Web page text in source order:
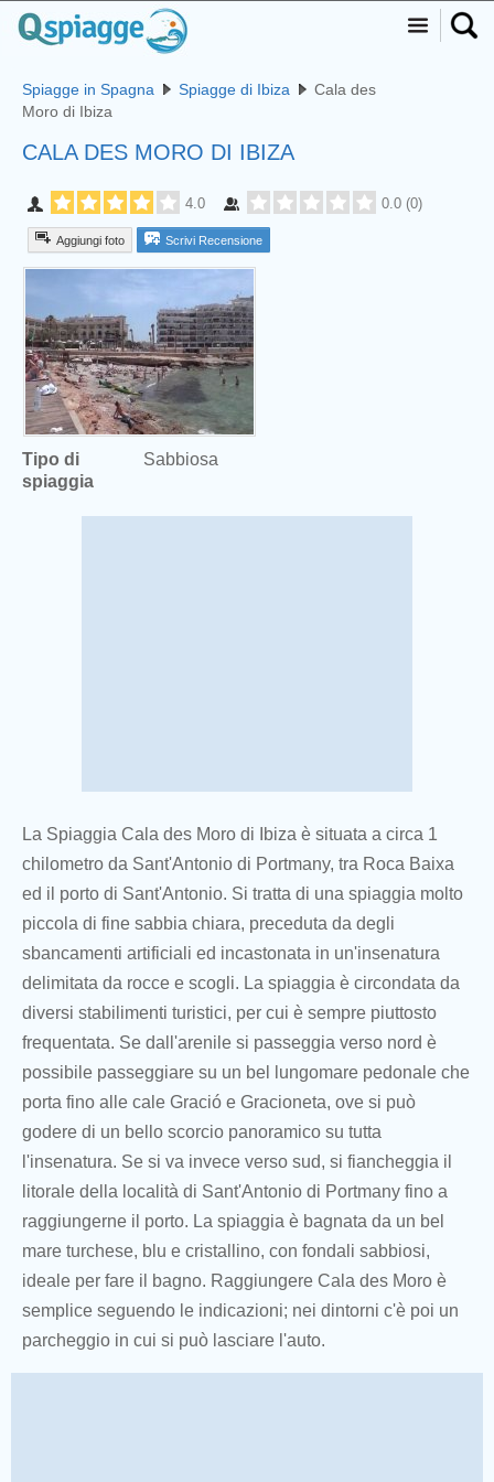
Spiagge in Spagna Spiagge di Ibiza
Cala des
Moro di Ibiza
CALA DES MORO DI IBIZA
4.0 0.0 (0)
Aggiungi foto Scrivi Recensione
Tipo di
spiaggia
Sabbiosa
La Spiaggia Cala des Moro di Ibiza è situata a circa 1
chilometro da Sant'Antonio di Portmany, tra Roca Baixa
ed il porto di Sant'Antonio. Si tratta di una spiaggia molto
piccola di fine sabbia chiara, preceduta da degli
sbancamenti artificiali ed incastonata in un'insenatura
delimitata da rocce e scogli. La spiaggia è circondata da
diversi stabilimenti turistici, per cui è sempre piuttosto
frequentata. Se dall'arenile si passeggia verso nord è
possibile passeggiare su un bel lungomare pedonale che
porta fino alle cale Gració e Gracioneta, ove si può
godere di un bello scorcio panoramico su tutta
l'insenatura. Se si va invece verso sud, si fiancheggia il
litorale della località di Sant'Antonio di Portmany fino a
raggiungerne il porto. La spiaggia è bagnata da un bel
mare turchese, blu e cristallino, con fondali sabbiosi,
ideale per fare il bagno. Raggiungere Cala des Moro è
semplice seguendo le indicazioni; nei dintorni c'è poi un
parcheggio in cui si può lasciare l'auto.